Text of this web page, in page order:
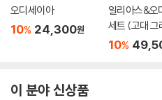
오디세이아
10% 24,300원
일리아스&오
세트 (고대 그
역본)
10%
이 분야 신상품